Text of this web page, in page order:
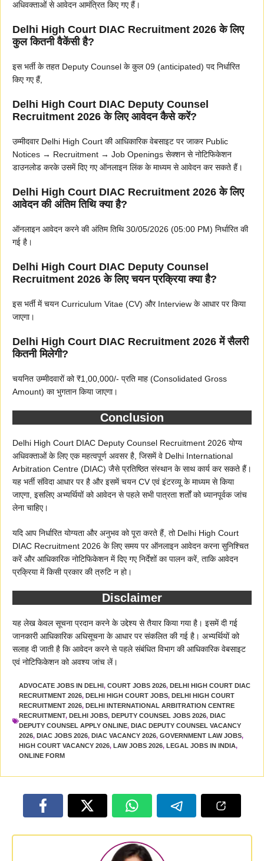
अधिवक्ताओं से आवेदन आमंत्रित किए गए हैं।
Delhi High Court DIAC Recruitment 2026 के लिए
कुल कितनी वैकेंसी है?
इस भर्ती के तहत Deputy Counsel के कुल 09 (anticipated) पद निर्धारित
किए गए हैं,
Delhi High Court DIAC Deputy Counsel
Recruitment 2026 के लिए आवेदन कैसे करें?
उम्मीदवार Delhi High Court की आधिकारिक वेबसाइट पर जाकर Public
Notices → Recruitment → Job Openings सेक्शन से नोटिफिकेशन
डाउनलोड करके उसमें दिए गए ऑनलाइन लिंक के माध्यम से आवेदन कर सकते हैं।
Delhi High Court DIAC Recruitment 2026 के लिए
आवेदन की अंतिम तिथि क्या है?
ऑनलाइन आवेदन करने की अंतिम तिथि 30/05/2026 (05:00 PM) निर्धारित की
गई है।
Delhi High Court DIAC Deputy Counsel
Recruitment 2026 के लिए चयन प्रक्रिया क्या है?
इस भर्ती में चयन Curriculum Vitae (CV) और Interview के आधार पर किया
जाएगा।
Delhi High Court DIAC Recruitment 2026 में सैलरी
कितनी मिलेगी?
चयनित उम्मीदवारों को ₹1,00,000/- प्रति माह (Consolidated Gross
Amount) का भुगतान किया जाएगा।
Conclusion
Delhi High Court DIAC Deputy Counsel Recruitment 2026 योग्य
अधिवक्ताओं के लिए एक महत्वपूर्ण अवसर है, जिसमें वे Delhi International
Arbitration Centre (DIAC) जैसे प्रतिष्ठित संस्थान के साथ कार्य कर सकते हैं।
यह भर्ती संविदा आधार पर है और इसमें चयन CV एवं इंटरव्यू के माध्यम से किया
जाएगा, इसलिए अभ्यर्थियों को आवेदन से पहले सभी पात्रता शर्तों को ध्यानपूर्वक जांच
लेना चाहिए।
यदि आप निर्धारित योग्यता और अनुभव को पूरा करते हैं, तो Delhi High Court
DIAC Recruitment 2026 के लिए समय पर ऑनलाइन आवेदन करना सुनिश्चित
करें और आधिकारिक नोटिफिकेशन में दिए गए निर्देशों का पालन करें, ताकि आवेदन
प्रक्रिया में किसी प्रकार की त्रुटि न हो।
Disclaimer
यह लेख केवल सूचना प्रदान करने के उद्देश्य से तैयार किया गया है। इसमें दी गई
जानकारी आधिकारिक अधिसूचना के आधार पर संकलित की गई है। अभ्यर्थियों को
सलाह दी जाती है कि आवेदन करने से पहले संबंधित विभाग की आधिकारिक वेबसाइट
एवं नोटिफिकेशन को अवश्य जांच लें।
ADVOCATE JOBS IN DELHI, COURT JOBS 2026, DELHI HIGH COURT DIAC
RECRUITMENT 2026, DELHI HIGH COURT JOBS, DELHI HIGH COURT
RECRUITMENT 2026, DELHI INTERNATIONAL ARBITRATION CENTRE
RECRUITMENT, DELHI JOBS, DEPUTY COUNSEL JOBS 2026, DIAC
DEPUTY COUNSEL APPLY ONLINE, DIAC DEPUTY COUNSEL VACANCY
2026, DIAC JOBS 2026, DIAC VACANCY 2026, GOVERNMENT LAW JOBS,
HIGH COURT VACANCY 2026, LAW JOBS 2026, LEGAL JOBS IN INDIA,
ONLINE FORM